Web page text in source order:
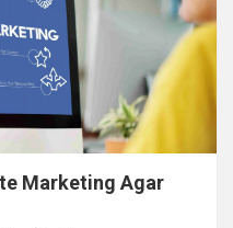
Marketing Agar